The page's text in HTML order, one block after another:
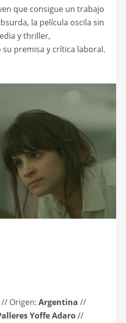
que consigue un trabajo
la película oscila sin
y thriller,
premisa y crítica laboral.
// Origen: Argentina //
Yoffe Adaro//